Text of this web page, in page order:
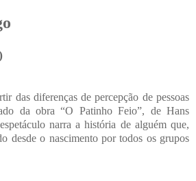
das diferenças de percepção de pessoas
da obra “O Patinho Feio”, de Hans
narra a história de alguém que,
desde o nascimento por todos os grupos